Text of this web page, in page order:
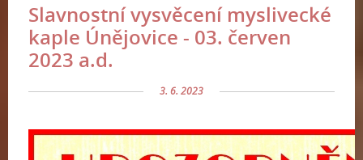
Slavnostní vysvěcení myslivecké
kaple Únějovice - 03. červen
2023 a.d.
3. 6. 2023